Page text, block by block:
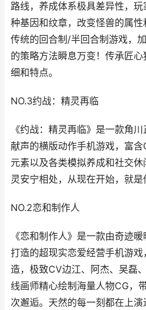
路线，养成体系极具差异性，
种基因和纹章，改变怪兽的属
传统的回合制/半回合制游戏，
的策略方法瞬息万变！传承匠
细和特点。
NO.3约战：精灵再临
《约战：精灵再临》是一款角
献声的横版动作手机游戏，富
元素以及各类模拟养成和社交
灵安宁相处，从现在开始，就是
NO.2恋和制作人
《恋和制作人》是一款由奇迹
打造的超现实恋爱经营手机游
造，极致CV边江、阿杰、吴磊
线画师精心绘制海量人物CG，
次邂逅。天然的每一刻都在上